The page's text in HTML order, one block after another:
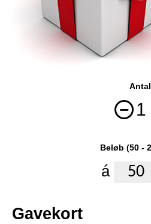
Antal
1
Beløb (50-
á
Gavekort